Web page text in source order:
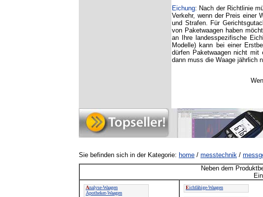
Eichung: Nach der Richtlinie
Verkehr, wenn der Preis einer
und Strafen. Für
von Paketwaagen haben
an Ihre landesspezifische
Modelle) kann bei einer
dürfen Paketwaagen nicht mit
dann muss die Waage jährlich
Sie befinden sich in der Kategorie: home / messtechnik /
Neben dem
Analyse-Waagen
Apotheker-Waagen
Eichfähige-Waagen